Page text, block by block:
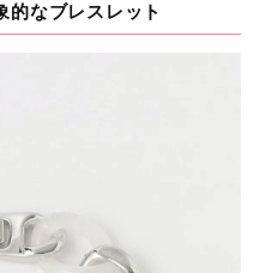
的なブレスレット